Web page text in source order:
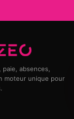
paie, absences,
moteur unique pour